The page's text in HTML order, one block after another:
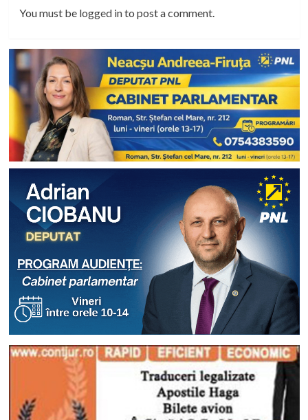
You must be logged into post a comment.